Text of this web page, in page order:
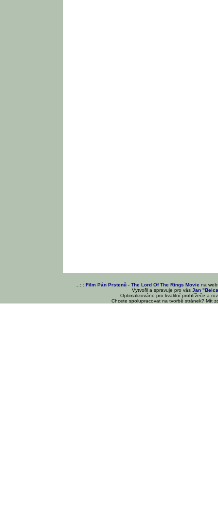
...::: Film Pán Prstenů - The Lord Of The Rings Movie na
Vytvořil a spravuje pro vásJan
Optimalizováno pro kvalitní prohlížeče a
Chcete spolupracovat na tvorbě stránek? Mít